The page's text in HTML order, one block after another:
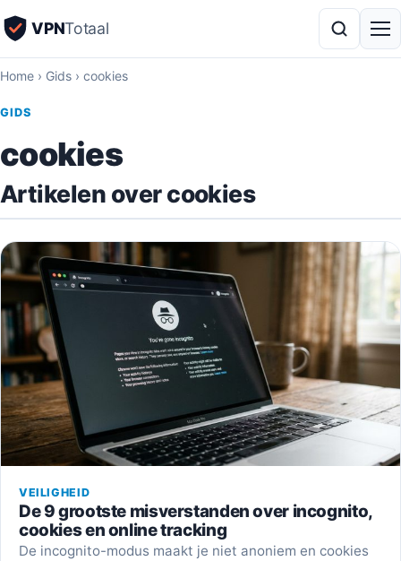
VPNTotaal
Home › Gids › cookies
GIDS
cookies
Artikelen over cookies
VEILIGHEID
De 9 grootste misverstanden over incognito,
cookies en online tracking
De incognito-modus maakt je niet anoniem en cookies